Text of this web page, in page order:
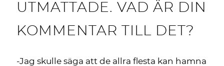
UTMATTADE. VAD ÄR DIN
KOMMENTAR TILL DET?
-Jag skulle säga att de allra flesta kan hamna